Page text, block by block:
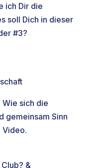
ich Dir die
soll Dich in dieser
#3?
Wie sich die
gemeinsam Sinn
Video.
&